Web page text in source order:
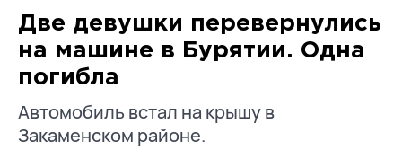
Две девушки перевернулись
на машине в Бурятии. Одна
погибла
Автомобиль встал на крышу в
Закаменском районе.